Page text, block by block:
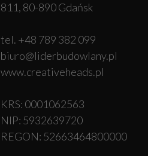
811, 80-890 Gdańsk
tel. +48 789 382 099
biuro@liderbudowlany.pl
www.creativeheads.pl
KRS: 0001062563
NIP: 5932639720
REGON: 52663464800000